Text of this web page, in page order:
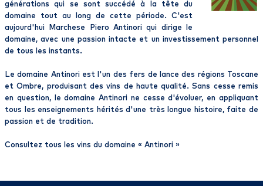
générations qui se sont succédé à la tête du
domaine tout au long de cette période. C'est
aujourd'hui Marchese Piero Antinori qui dirige le
domaine, avec une passion intacte et un investissement personnel
de tous les instants.
Le domaine Antinori est l'un des fers de lance des régions Toscane
et Ombre, produisant des vins de haute qualité. Sans cesse remis
en question, le domaine Antinori ne cesse d'évoluer, en appliquant
tous les enseignements hérités d'une très longue histoire, faite de
passion et de tradition.
Consultez tous les vins du domaine « Antinori »